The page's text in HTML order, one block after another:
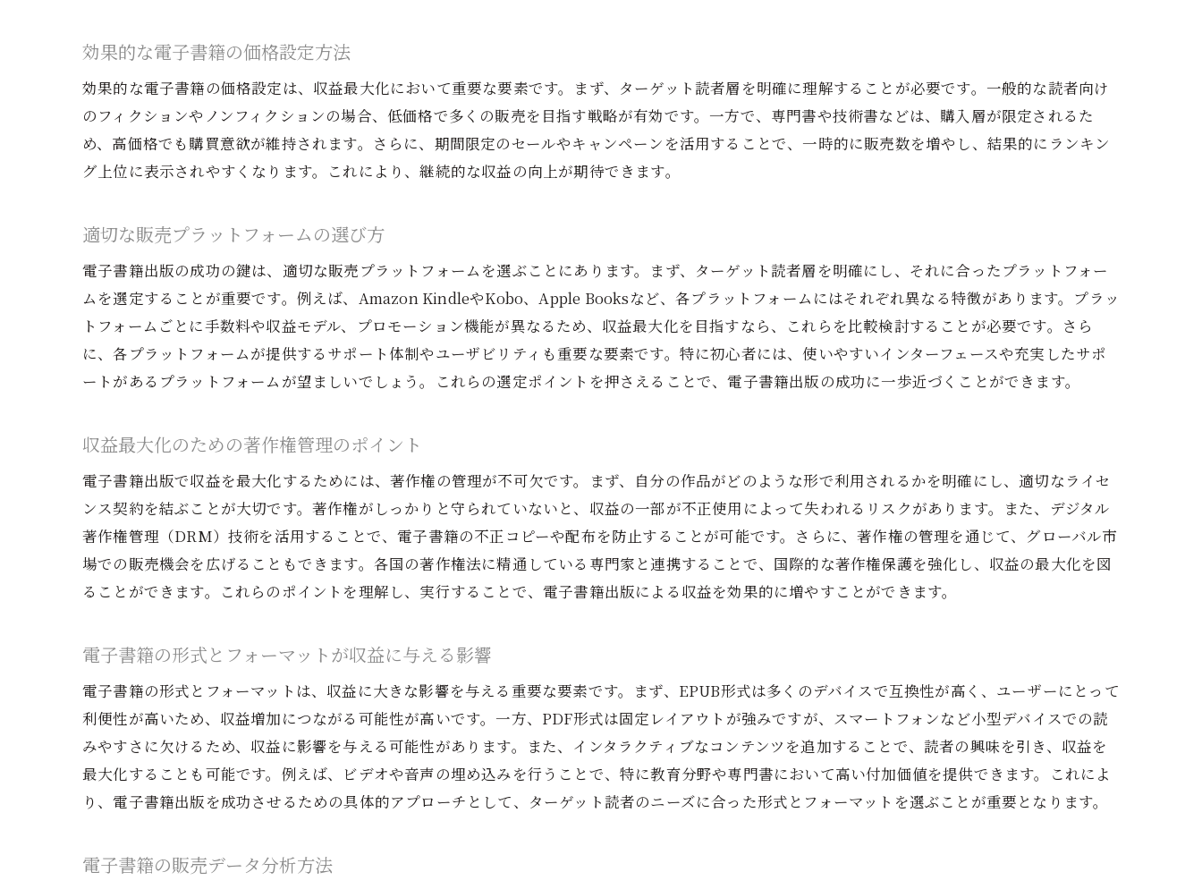
インフルエンサーマーケティングの取り入れ方
電子書籍のメールマーケティング戦略
ウェブサイトとブログを通じた宣伝方法
国際的な電子書籍市場のトレンド
多言語対応の電子書籍を作成する方法
地域ごとの電子書籍販売戦略
印税の計算方法と収益モデルの理解
国際著作権の基本とその管理方法
電子書籍出版成功への道筋と収益を増やす具体策
成功した電子書籍出版の事例研究
自己出版と伝統的出版の比較
電子書籍の更新と改訂による収益増加
シリーズ化による収益最大化
専門家のアドバイスを受けるメリット
電子書籍出版を活用したコスト削減と収益最大化の秘訣
電子書籍出版で削減できるコスト項目
自動化ツールの活用による効率化
クラウドサービスを使ったコスト削減
効果的な電子書籍の価格設定方法
効果的な電子書籍の価格設定は、収益最大化において重要な要素です。まず、ターゲット読者層を明確に理解することが必要です。一般的な読者向け
のフィクションやノンフィクションの場合、低価格で多くの販売を目指す戦略が有効です。一方で、専門書や技術書などは、購入層が限定されるた
め、高価格でも購買意欲が維持されます。さらに、期間限定のセールやキャンペーンを活用することで、一時的に販売数を増やし、結果的にランキン
グ上位に表示されやすくなります。これにより、継続的な収益の向上が期待できます。
適切な販売プラットフォームの選び方
電子書籍出版の成功の鍵は、適切な販売プラットフォームを選ぶことにあります。まず、ターゲット読者層を明確にし、それに合ったプラットフォー
ムを選定することが重要です。例えば、Amazon KindleやKobo、Apple Booksなど、各プラットフォームにはそれぞれ異なる特徴があります。プラッ
トフォームごとに手数料や収益モデル、プロモーション機能が異なるため、収益最大化を目指すなら、これらを比較検討することが必要です。さら
に、各プラットフォームが提供するサポート体制やユーザビリティも重要な要素です。特に初心者には、使いやすいインターフェースや充実したサポ
ートがあるプラットフォームが望ましいでしょう。これらの選定ポイントを押さえることで、電子書籍出版の成功に一歩近づくことができます。
収益最大化のための著作権管理のポイント
電子書籍出版で収益を最大化するためには、著作権の管理が不可欠です。まず、自分の作品がどのような形で利用されるかを明確にし、適切なライセ
ンス契約を結ぶことが大切です。著作権がしっかりと守られていないと、収益の一部が不正使用によって失われるリスクがあります。また、デジタル
著作権管理（DRM）技術を活用することで、電子書籍の不正コピーや配布を防止することが可能です。さらに、著作権の管理を通じて、グローバル市
場での販売機会を広げることもできます。各国の著作権法に精通している専門家と連携することで、国際的な著作権保護を強化し、収益の最大化を図
ることができます。これらのポイントを理解し、実行することで、電子書籍出版による収益を効果的に増やすことができます。
電子書籍の形式とフォーマットが収益に与える影響
電子書籍の形式とフォーマットは、収益に大きな影響を与える重要な要素です。まず、EPUB形式は多くのデバイスで互換性が高く、ユーザーにとって
利便性が高いため、収益増加につながる可能性が高いです。一方、PDF形式は固定レイアウトが強みですが、スマートフォンなど小型デバイスでの読
みやすさに欠けるため、収益に影響を与える可能性があります。また、インタラクティブなコンテンツを追加することで、読者の興味を引き、収益を
最大化することも可能です。例えば、ビデオや音声の埋め込みを行うことで、特に教育分野や専門書において高い付加価値を提供できます。これによ
り、電子書籍出版を成功させるための具体的アプローチとして、ターゲット読者のニーズに合った形式とフォーマットを選ぶことが重要となります。
電子書籍の販売データ分析方法